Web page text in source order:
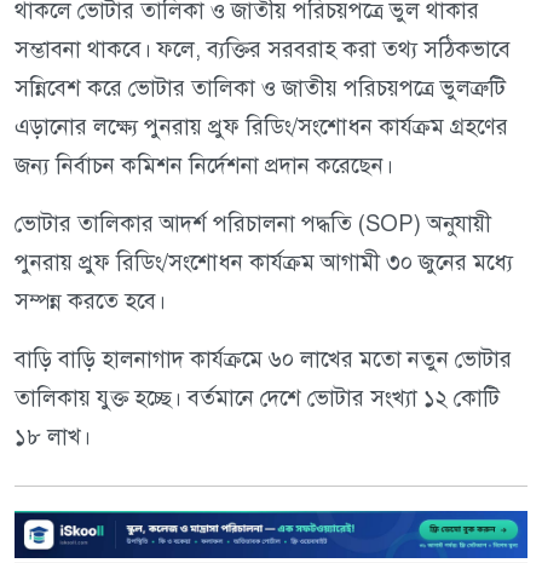
থাকলে ভোটার তালিকা ও জাতীয় পরিচয়পত্রে ভুল থাকার
সম্ভাবনা থাকবে। ফলে, ব্যক্তির সরবরাহ করা তথ্য সঠিকভাবে
সন্নিবেশ করে ভোটার তালিকা ও জাতীয় পরিচয়পত্রে ভুলত্রুটি
এড়ানোর লক্ষ্যে পুনরায় প্রুফ রিডিং/সংশোধন কার্যক্রম গ্রহণের
জন্য নির্বাচন কমিশন নির্দেশনা প্রদান করেছেন।
ভোটার তালিকার আদর্শ পরিচালনা পদ্ধতি (SOP) অনুযায়ী
পুনরায় প্রুফ রিডিং/সংশোধন কার্যক্রম আগামী ৩০ জুনের মধ্যে
সম্পন্ন করতে হবে।
বাড়ি বাড়ি হালনাগাদ কার্যক্রমে ৬০ লাখের মতো নতুন ভোটার
তালিকায় যুক্ত হচ্ছে। বর্তমানে দেশে ভোটার সংখ্যা ১২ কোটি
১৮ লাখ।